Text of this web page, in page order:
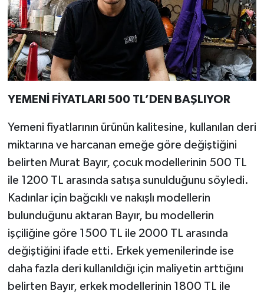
YEMENİ FİYATLARI 500 TL’DEN BAŞLIYOR
Yemeni fiyatlarının ürünün kalitesine, kullanılan deri
miktarına ve harcanan emeğe göre değiştiğini
belirten Murat Bayır, çocuk modellerinin 500 TL
ile 1200 TL arasında satışa sunulduğunu söyledi.
Kadınlar için bağcıklı ve nakışlı modellerin
bulunduğunu aktaran Bayır, bu modellerin
işçiliğine göre 1500 TL ile 2000 TL arasında
değiştiğini ifade etti. Erkek yemenilerinde ise
daha fazla deri kullanıldığı için maliyetin arttığını
belirten Bayır, erkek modellerinin 1800 TL ile